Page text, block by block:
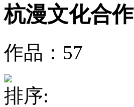
杭漫文化合作
作品： 57
排序: